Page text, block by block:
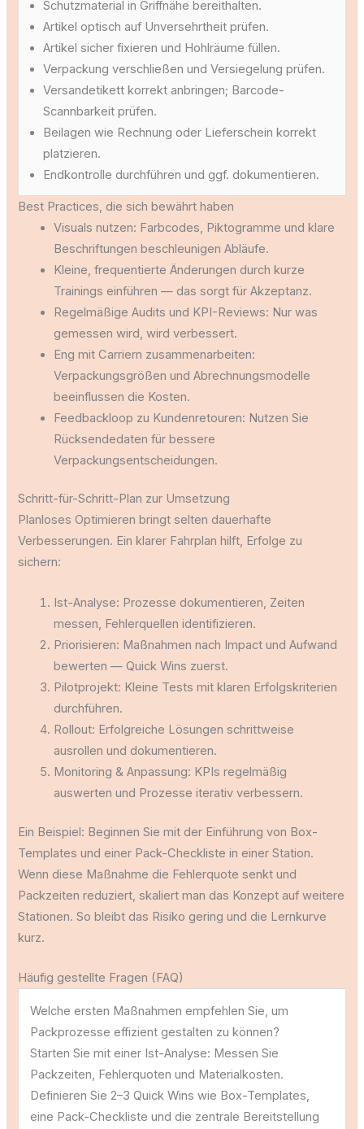
Schutzmaterial in Griffnähe bereithalten.
Artikel optisch auf Unversehrtheit prüfen.
Artikel sicher fixieren und Hohlräume füllen.
Verpackung verschließen und Versiegelung prüfen.
Versandetikett korrekt anbringen; Barcode-
Scannbarkeit prüfen.
Beilagen wie Rechnung oder Lieferschein korrekt
platzieren.
Endkontrolle durchführen und ggf. dokumentieren.
Best Practices, die sich bewährt haben
Visuals nutzen: Farbcodes, Piktogramme und klare
Beschriftungen beschleunigen Abläufe.
Kleine, frequentierte Änderungen durch kurze
Trainings einführen — das sorgt für Akzeptanz.
Regelmäßige Audits und KPI-Reviews: Nur was
gemessen wird, wird verbessert.
Eng mit Carriern zusammenarbeiten:
Verpackungsgrößen und Abrechnungsmodelle
beeinflussen die Kosten.
Feedbackloop zu Kundenretouren: Nutzen Sie
Rücksendedaten für bessere
Verpackungsentscheidungen.
Schritt-für-Schritt-Plan zur Umsetzung
Planloses Optimieren bringt selten dauerhafte
Verbesserungen. Ein klarer Fahrplan hilft, Erfolge zu
sichern:
Ist-Analyse: Prozesse dokumentieren, Zeiten
messen, Fehlerquellen identifizieren.
Priorisieren: Maßnahmen nach Impact und Aufwand
bewerten — Quick Wins zuerst.
Pilotprojekt: Kleine Tests mit klaren Erfolgskriterien
durchführen.
Rollout: Erfolgreiche Lösungen schrittweise
ausrollen und dokumentieren.
Monitoring & Anpassung: KPIs regelmäßig
auswerten und Prozesse iterativ verbessern.
Ein Beispiel: Beginnen Sie mit der Einführung von Box-
Templates und einer Pack-Checkliste in einer Station.
Wenn diese Maßnahme die Fehlerquote senkt und
Packzeiten reduziert, skaliert man das Konzept auf weitere
Stationen. So bleibt das Risiko gering und die Lernkurve
kurz.
Häufig gestellte Fragen (FAQ)
Welche ersten Maßnahmen empfehlen Sie, um
Packprozesse effizient gestalten zu können?
Starten Sie mit einer Ist-Analyse: Messen Sie
Packzeiten, Fehlerquoten und Materialkosten.
Definieren Sie 2–3 Quick Wins wie Box-Templates,
eine Pack-Checkliste und die zentrale Bereitstellung